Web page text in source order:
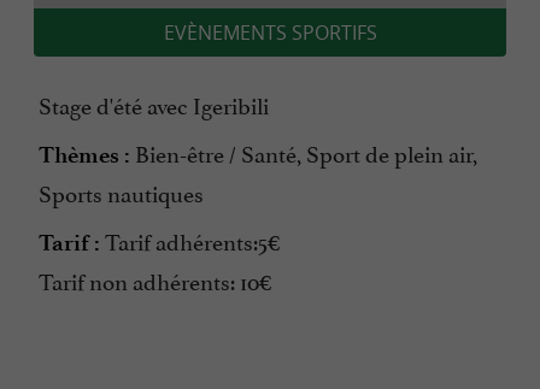
EVÈNEMENTS SPORTIFS
Stage d'été avec Igeribili
Thèmes : Bien-être / Santé, Sport de plein air,
Sports nautiques
Tarif : Tarif adhérents:5€
Tarif non adhérents: 10€